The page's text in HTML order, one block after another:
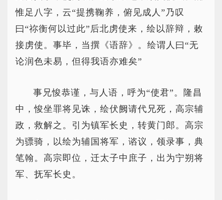
惟足八字，云“提携鞠养，俯见成人”乃叹
曰“祢衡何以过此”后北虏使来，绘以辞辩，敕
接虏使。事毕，当撰《语辞》。绘谓人曰“无
论润色未易，但得我语亦难矣”
事兄悛恭谨，与人语，呼为“使君”。隆昌
中，悛坐罪将见诛，绘伏阙请代兄死，高宗辅
政，救解之。引为镇军长史，转黄门郎。高宗
为骠骑，以绘为辅国将军，谘议，领录事，典
笔翰。高宗即位，迁太子中庶子，出为宁朔将
军、抚军长史。